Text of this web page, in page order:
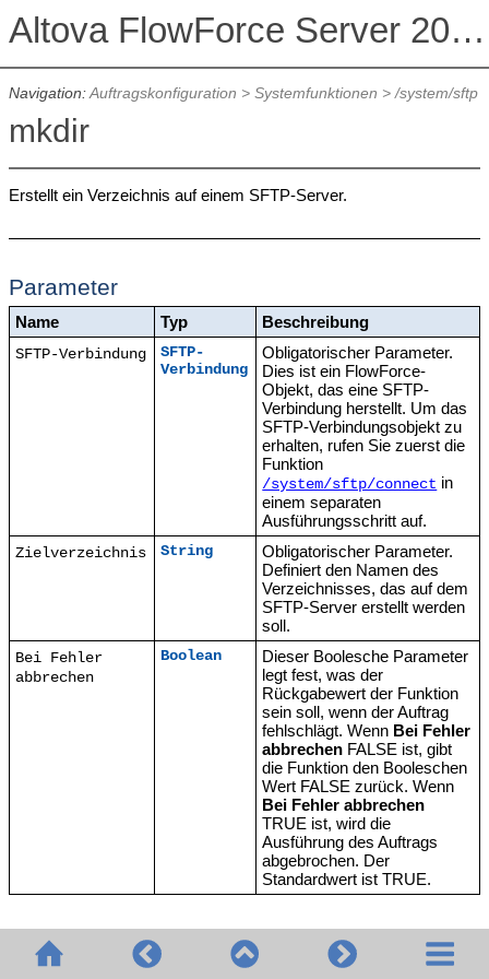
Altova FlowForce Server 2026 Advanced Edition
Navigation:Auftragskonfiguration > Systemfunktionen >/system/sftp
mkdir
Erstellt ein Verzeichnis auf einem SFTP-Server.
Parameter
Name Typ Beschreibung
SFTP-Verbindung
SFTP-
Verbindung
Obligatorischer Parameter.
Dies ist ein FlowForce-
Objekt, das eine SFTP-
Verbindung herstellt. Um das
SFTP-Verbindungsobjekt zu
erhalten, rufen Sie zuerst die
Funktion
/system/sftp/connect in
einem separaten
Ausführungsschritt auf.
Zielverzeichnis String
Obligatorischer Parameter.
Definiert den Namen des
Verzeichnisses, das auf dem
SFTP-Server erstellt werden
soll.
Bei Fehler
abbrechen
Boolean
Dieser Boolesche Parameter
legt fest, was der
Rückgabewert der Funktion
sein soll, wenn der Auftrag
fehlschlägt. Wenn Bei Fehler
abbrechen FALSE ist, gibt
die Funktion den Booleschen
Wert FALSE zurück. Wenn
Bei Fehler abbrechen
TRUE ist, wird die
Ausführung des Auftrags
abgebrochen. Der
Standardwert ist TRUE.
© 2020-2026 Altova GmbH